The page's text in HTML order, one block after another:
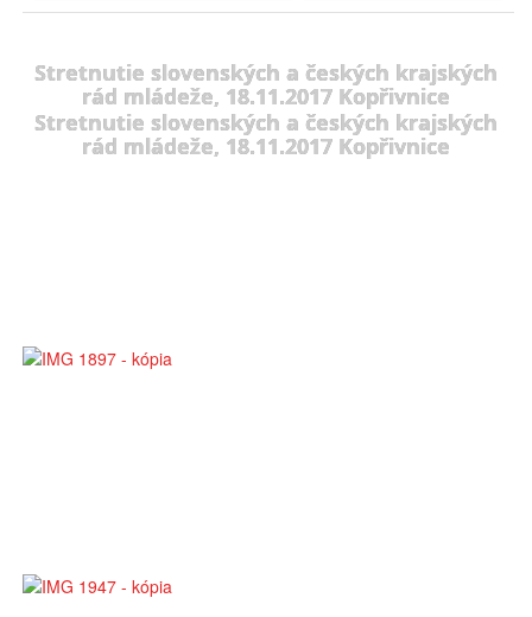
Stretnutie slovenských a českých krajských
rád mládeže, 18.11.2017 Kopřivnice
Stretnutie slovenských a českých krajských
rád mládeže, 18.11.2017 Kopřivnice